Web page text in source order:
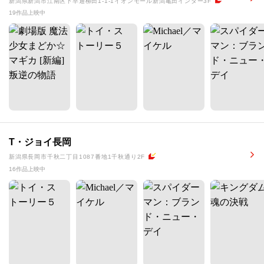
19作品上映中
T・ジョイ長岡
新潟県長岡市千秋二丁目1087番地1千秋通り2F
16作品上映中